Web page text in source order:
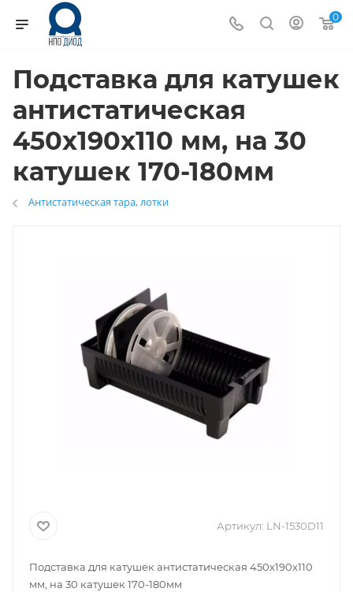
0
Подставка для катушек
антистатическая
450x190x110 мм, на 30
катушек 170-180мм
Антистатическая тара, лотки
Артикул: LN-1530D11
Подставка для катушек антистатическая 450x190x110
мм, на 30 катушек 170-180мм